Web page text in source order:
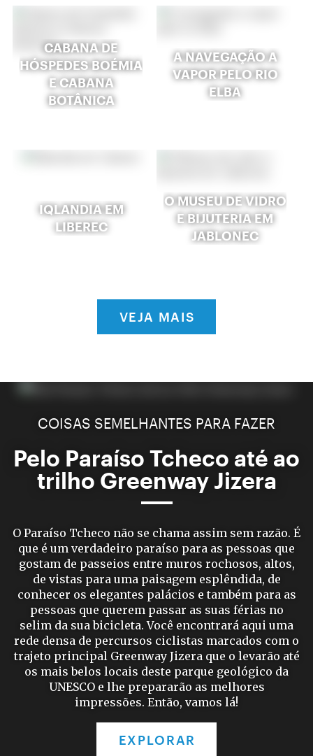
CABANA DE
HÓSPEDES BOÉMIA
E CABANA
BOTÂNICA
A NAVEGAÇÃO A
VAPOR PELO RIO
ELBA
IQLANDIA EM
LIBEREC
O MUSEU DE VIDRO
E BIJUTERIA EM
JABLONEC
VEJA MAIS
COISAS SEMELHANTES PARA FAZER
Pelo Paraíso Tcheco até ao
trilho Greenway Jizera
O Paraíso Tcheco não se chama assim sem razão. É
que é um verdadeiro paraíso para as pessoas que
gostam de passeios entre muros rochosos, altos,
de vistas para uma paisagem esplêndida, de
conhecer os elegantes palácios e também para as
pessoas que querem passar as suas férias no
selim da sua bicicleta. Você encontrará aqui uma
rede densa de percursos ciclistas marcados com o
trajeto principal Greenway Jizera que o levarão até
os mais belos locais deste parque geológico da
UNESCO e lhe prepararão as melhores
impressões. Então, vamos lá!
EXPLORAR